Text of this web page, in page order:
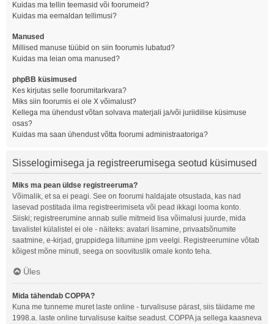
Kuidas ma tellin teemasid või foorumeid?
Kuidas ma eemaldan tellimusi?
Manused
Millised manuse tüübid on siin foorumis lubatud?
Kuidas ma leian oma manused?
phpBB küsimused
Kes kirjutas selle foorumitarkvara?
Miks siin foorumis ei ole X võimalust?
Kellega ma ühendust võtan solvava materjali ja/või juriidilise küsimuse
osas?
Kuidas ma saan ühendust võtta foorumi administraatoriga?
Sisselogimisega ja registreerumisega seotud küsimused
Miks ma pean üldse registreeruma?
Võimalik, et sa ei peagi. See on foorumi haldajate otsustada, kas nad
lasevad postitada ilma registreerimiseta või pead ikkagi looma konto.
Siiski; registreerumine annab sulle mitmeid lisa võimalusi juurde, mida
tavalistel külalistel ei ole - näiteks: avatari lisamine, privaatsõnumite
saatmine, e-kirjad, gruppidega liitumine jpm veelgi. Registreerumine võtab
kõigest mõne minuti, seega on soovituslik omale konto teha.
Üles
Mida tähendab COPPA?
Kuna me tunneme muret laste online - turvalisuse pärast, siis täidame me
1998.a. laste online turvalisuse kaitse seadust. COPPA ja sellega kaasneva